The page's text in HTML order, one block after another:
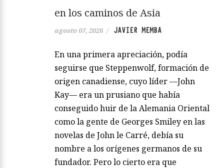
en los caminos de Asia
agosto 07, 2026 / JAVIER MEMBA
En una primera apreciación, podía
seguirse que Steppenwolf, formación de
origen canadiense, cuyo líder —John
Kay— era un prusiano que había
conseguido huir de la Alemania Oriental
como la gente de Georges Smiley en las
novelas de John le Carré, debía su
nombre a los orígenes germanos de su
fundador. Pero lo cierto era que